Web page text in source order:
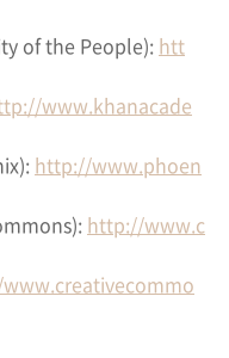
of the People): htt
www.khanacade
http://www.phoen
http://www.c